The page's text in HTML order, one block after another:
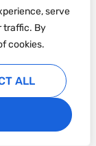
serve
traffic. By
cookies.
ALL
naissance de